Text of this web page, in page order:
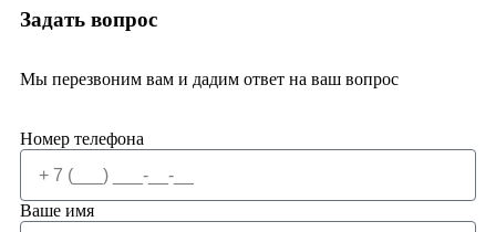
Задать вопрос
Мы перезвоним вам и дадим ответ на ваш вопрос
Номер телефона
Ваше имя